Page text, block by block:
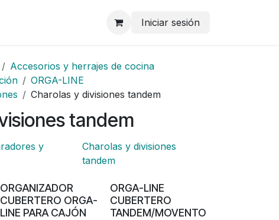
Iniciar sesión
Accesorios y herrajes de cocina
ORGA-LINE
Charolas y divisiones tandem
tandem
y
Charolas y divisiones
tandem
ORGANIZADOR
CUBERTERO ORGA-
LINE PARA CAJÓN
ORGA-LINE
CUBERTERO
TANDEM/MOVENTO